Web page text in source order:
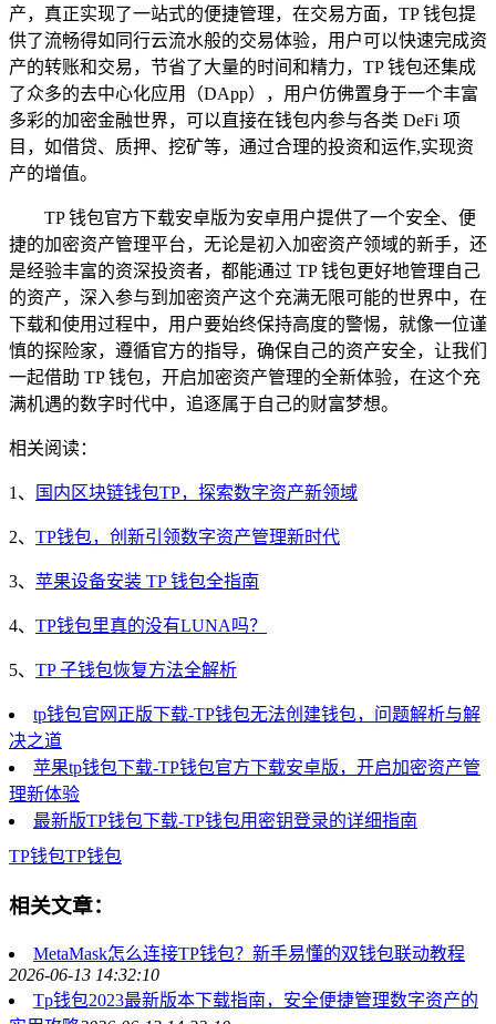
产，真正实现了一站式的便捷管理，在交易方面，TP 钱包提
供了流畅得如同行云流水般的交易体验，用户可以快速完成资
产的转账和交易，节省了大量的时间和精力，TP 钱包还集成
了众多的去中心化应用（DApp），用户仿佛置身于一个丰富
多彩的加密金融世界，可以直接在钱包内参与各类 DeFi 项
目，如借贷、质押、挖矿等，通过合理的投资和运作,实现资
产的增值。
TP 钱包官方下载安卓版为安卓用户提供了一个安全、便
捷的加密资产管理平台，无论是初入加密资产领域的新手，还
是经验丰富的资深投资者，都能通过 TP 钱包更好地管理自己
的资产，深入参与到加密资产这个充满无限可能的世界中，在
下载和使用过程中，用户要始终保持高度的警惕，就像一位谨
慎的探险家，遵循官方的指导，确保自己的资产安全，让我们
一起借助 TP 钱包，开启加密资产管理的全新体验，在这个充
满机遇的数字时代中，追逐属于自己的财富梦想。
相关阅读：
1、 国内区块链钱包TP，探索数字资产新领域
2、 TP钱包，创新引领数字资产管理新时代
3、 苹果设备安装 TP 钱包全指南
4、 TP钱包里真的没有LUNA吗？
5、 TP 子钱包恢复方法全解析
tp钱包官网正版下载-TP钱包无法创建钱包，问题解析与解
决之道
苹果tp钱包下载-TP钱包官方下载安卓版，开启加密资产管
理新体验
最新版TP钱包下载-TP钱包用密钥登录的详细指南
TP钱包TP钱包
相关文章：
MetaMask怎么连接TP钱包？新手易懂的双钱包联动教程
2026-06-13 14:32:10
Tp钱包2023最新版本下载指南，安全便捷管理数字资产的